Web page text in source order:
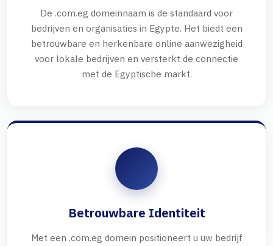
De .com.eg domeinnaam is de standaard voor
bedrijven en organisaties in Egypte. Het biedt een
betrouwbare en herkenbare online aanwezigheid
voor lokale bedrijven en versterkt de connectie
met de Egyptische markt.
Betrouwbare Identiteit
Met een .com.eg domein positioneert u uw bedrijf